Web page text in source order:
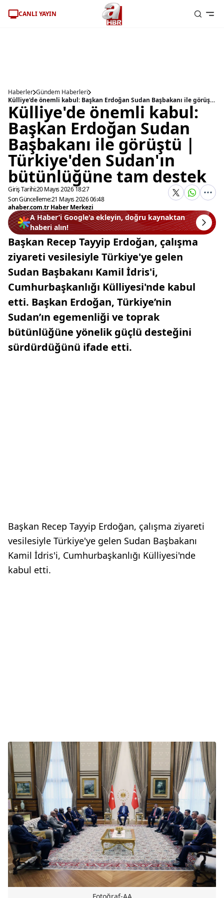
CANLI YAYIN
Haberler Gündem Haberleri
Külliye'de önemli kabul: Başkan Erdoğan Sudan Başbakanı ile görüştü | Türkiye'den Sudan'ın bütünlüğüne tam destek
Külliye'de önemli kabul:
Başkan Erdoğan Sudan
Başbakanı ile görüştü |
Türkiye'den Sudan'ın
bütünlüğüne tam destek
Giriş Tarihi:20 Mayıs 2026 18:27
Son Güncelleme:21 Mayıs 2026 06:48
ahaber.com.tr Haber Merkezi
A Haber’i Google'a ekleyin, doğru kaynaktan
haberi alın!
Başkan Recep Tayyip Erdoğan, çalışma
ziyareti vesilesiyle Türkiye'ye gelen
Sudan Başbakanı Kamil İdris'i,
Cumhurbaşkanlığı Külliyesi'nde kabul
etti. Başkan Erdoğan, Türkiye’nin
Sudan’ın egemenliği ve toprak
bütünlüğüne yönelik güçlü desteğini
sürdürdüğünü ifade etti.
Başkan Recep Tayyip Erdoğan, çalışma ziyareti
vesilesiyle Türkiye'ye gelen Sudan Başbakanı
Kamil İdris'i, Cumhurbaşkanlığı Külliyesi'nde
kabul etti.